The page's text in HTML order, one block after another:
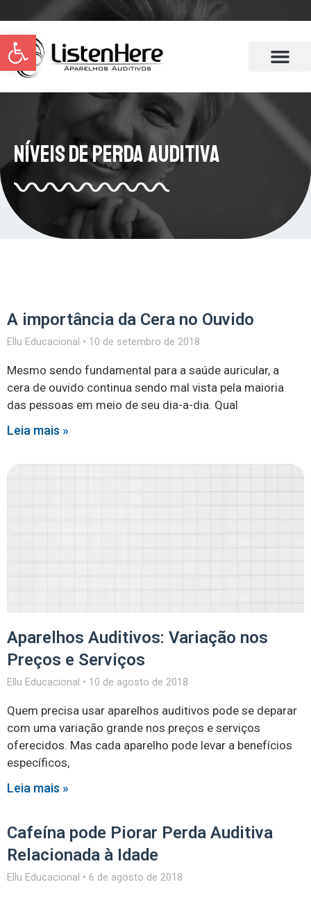
Abrir a barra de ferramentas
Níveis de Perda Auditiva
A importância da Cera no Ouvido
Ellu Educacional 10 de setembro de 2018
Mesmo sendo fundamental para a saúde auricular, a
cera de ouvido continua sendo mal vista pela maioria
das pessoas em meio de seu dia-a-dia. Qual
Leia mais »
Aparelhos Auditivos: Variação nos
Preços e Serviços
Ellu Educacional 10 de agosto de 2018
Quem precisa usar aparelhos auditivos pode se deparar
com uma variação grande nos preços e serviços
oferecidos. Mas cada aparelho pode levar a benefícios
específicos,
Leia mais »
Cafeína pode Piorar Perda Auditiva
Relacionada à Idade
Ellu Educacional 6 de agosto de 2018